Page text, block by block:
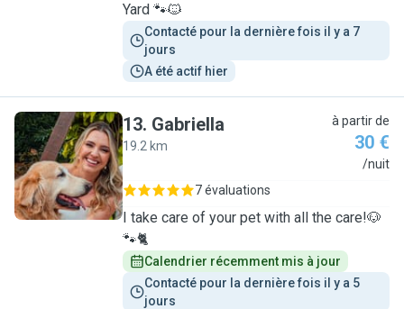
Yard 🐾🐱
Contacté pour la dernière fois il y a 7
jours
A été actif hier
G
13. Gabriella
19.2 km
à partir de
30 €
/nuit
7 évaluations
I take care of your pet with all the care!🐶
🐾🐈
Calendrier récemment mis à jour
Contacté pour la dernière fois il y a 5
jours